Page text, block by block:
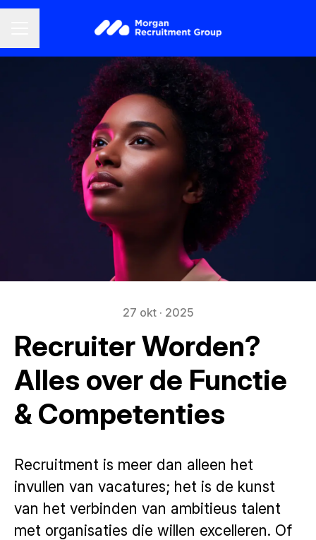
27 okt · 2025
Recruiter Worden?
Alles over de Functie
& Competenties
Recruitment is meer dan alleen het
invullen van vacatures; het is de kunst
van het verbinden van ambitieus talent
met organisaties die willen excelleren. Of